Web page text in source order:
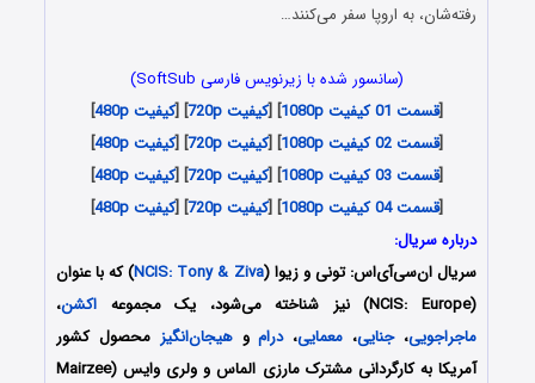
رفته‌شان، به اروپا سفر می‌کنند…
(سانسور شده با زیرنویس فارسی SoftSub)
[قسمت 01 کیفیت 1080p ] [کیفیت 720p ] [کیفیت 480p
]
[قسمت 02 کیفیت 1080p ] [کیفیت 720p ] [کیفیت 480p
]
[قسمت 03 کیفیت 1080p ] [کیفیت 720p ] [کیفیت 480p
]
[قسمت 04 کیفیت 1080p ] [کیفیت 720p ] [کیفیت 480p
]
درباره سریال:
سریال ان‌سی‌آی‌اس: تونی و زیوا (NCIS: Tony & Ziva) که با عنوان
(NCIS: Europe) نیز شناخته می‌شود، یک مجموعه
اکشن،
ماجراجویی،جنایی، معمایی،دراموهیجان‌انگیز محصول کشور
آمریکا به کارگردانی مشترک مارزی الماس و ولری وایس (Mairzee